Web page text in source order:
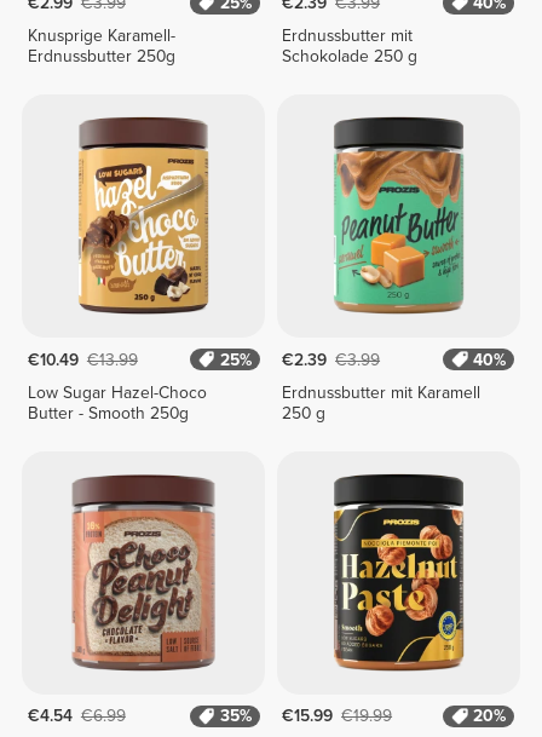
Knusprige Karamell-
Erdnussbutter 250g
Erdnussbutter mit
Schokolade 250 g
€10.49 €13.99
25%
Low Sugar Hazel-Choco
Butter - Smooth 250g
€2.39 €3.99
40%
Erdnussbutter mit Karamell
250 g
€4.54 €6.99
35%
€15.99 €19.99
20%